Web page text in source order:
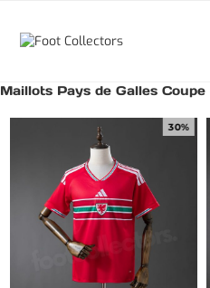
Maillots Pays de Galles
30%